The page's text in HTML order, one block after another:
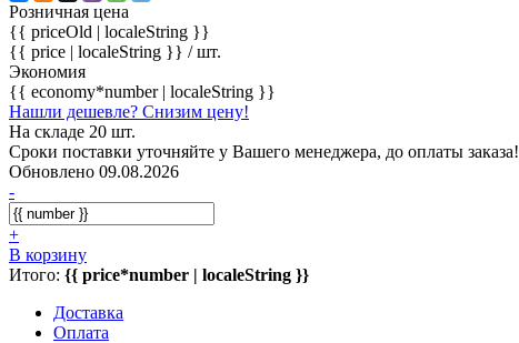
Розничная цена
{{ priceOld | localeString }}
{{ price | localeString }} / шт.
Экономия
{{ economy*number | localeString }}
Нашли дешевле? Снизим цену!
На складе 20 шт.
Сроки поставки уточняйте у Вашего менеджера, до оплаты заказа!
Обновлено 09.08.2026
-
+
В корзину
Итого: {{ price*number | localeString }}
Доставка
Оплата